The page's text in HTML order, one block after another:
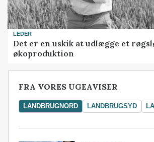
LEDER
Det er en uskik at udlægge et
økoproduktion
FRA VORES UGEAVISER
LANDBRUGNORD LANDBRUGSYD